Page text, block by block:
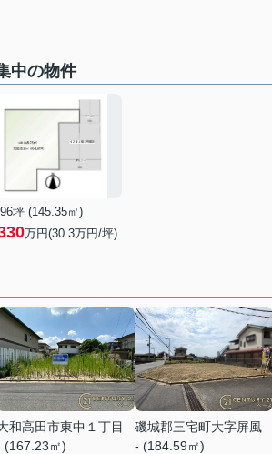
中の物件
坪 (145.35㎡)
万円(30.3万円/坪)
和高田市東中１丁目
(167.23㎡)
磯城郡三宅町大字屏風
- (184.59㎡)